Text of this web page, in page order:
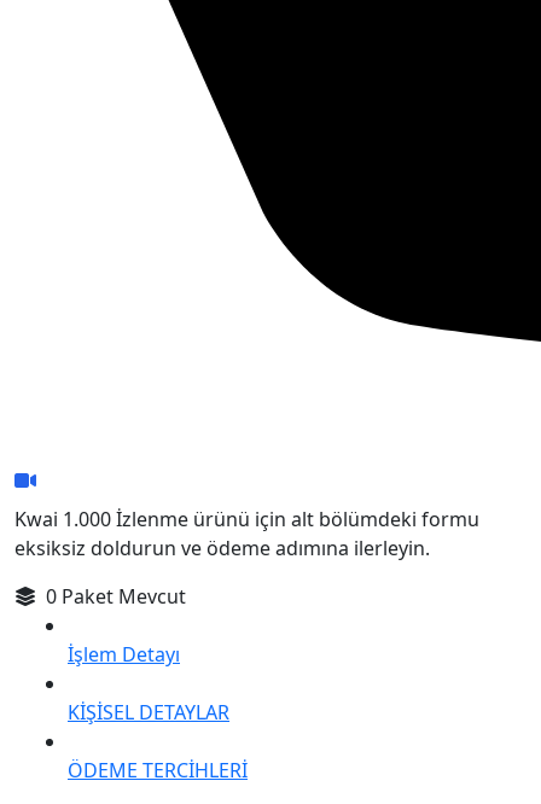
Kwai 1.000 İzlenme ürünü için alt bölümdeki formu
eksiksiz doldurun ve ödeme adımına ilerleyin.
0 Paket Mevcut
İşlem Detayı
KİŞİSEL DETAYLAR
ÖDEME TERCİHLERİ